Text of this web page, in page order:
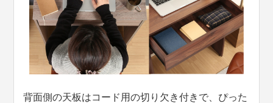
背面側の天板はコード用の切り欠き付きで、ぴった